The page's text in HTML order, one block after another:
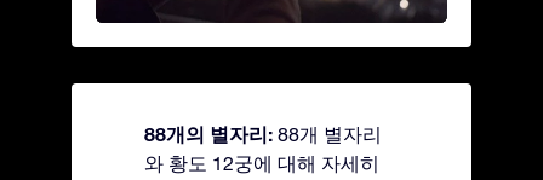
88개의 별자리: 88개 별자리
와 황도 12궁에 대해 자세히